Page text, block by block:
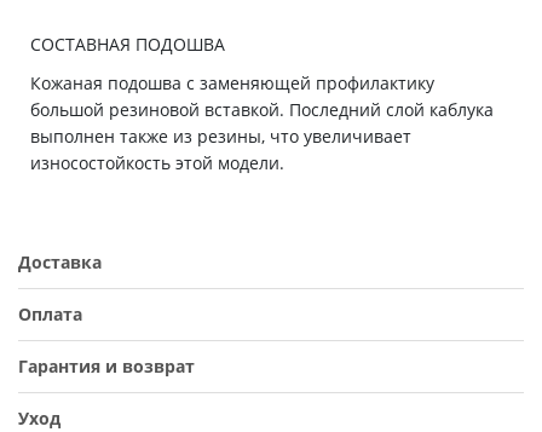
СОСТАВНАЯ ПОДОШВА
Кожаная подошва с заменяющей профилактику
большой резиновой вставкой. Последний слой каблука
выполнен также из резины, что увеличивает
износостойкость этой модели.
Доставка
Оплата
Гарантия и возврат
Уход